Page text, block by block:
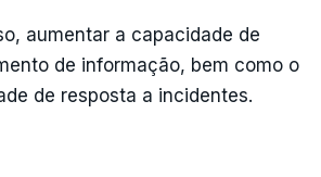
aumentar a capacidade de
de informação, bem como o
de resposta a incidentes.